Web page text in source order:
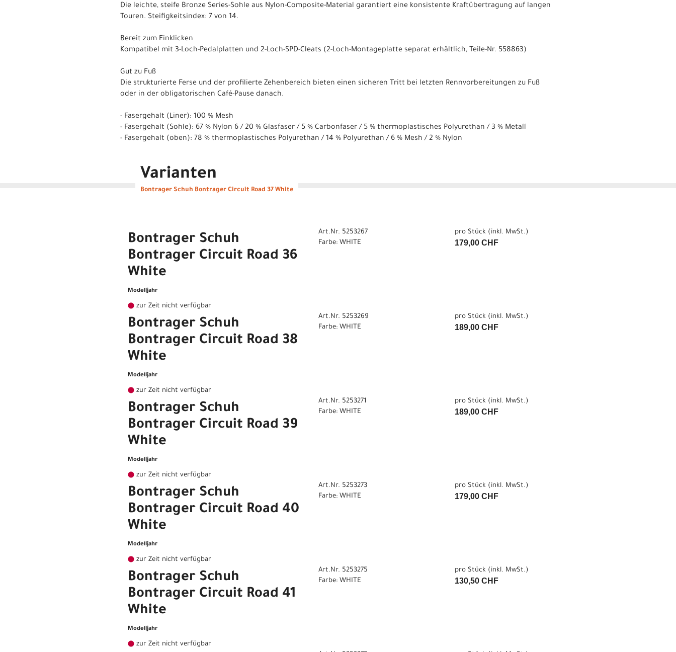
Die leichte, steife Bronze Series-Sohle aus Nylon-Composite-Material garantiert eine konsistente Kraftübertragung auf langen
Touren. Steifigkeitsindex: 7 von 14.
Bereit zum Einklicken
Kompatibel mit 3-Loch-Pedalplatten und 2-Loch-SPD-Cleats (2-Loch-Montageplatte separat erhältlich, Teile-Nr. 558863)
Gut zu Fuß
Die strukturierte Ferse und der profilierte Zehenbereich bieten einen sicheren Tritt bei letzten Rennvorbereitungen zu Fuß
oder in der obligatorischen Café-Pause danach.
- Fasergehalt (Liner): 100 % Mesh
- Fasergehalt (Sohle): 67 % Nylon 6 / 20 % Glasfaser / 5 % Carbonfaser / 5 % thermoplastisches Polyurethan / 3 % Metall
- Fasergehalt (oben): 78 % thermoplastisches Polyurethan / 14 % Polyurethan / 6 % Mesh / 2 % Nylon
Varianten
Bontrager Schuh Bontrager Circuit Road 37 White
Bontrager Schuh
Bontrager Circuit Road 36
White
Modelljahr
zur Zeit nicht verfügbar
Art.Nr. 5253267
Farbe: WHITE
pro Stück (inkl. MwSt.)
179,00 CHF
Bontrager Schuh
Bontrager Circuit Road 38
White
Modelljahr
zur Zeit nicht verfügbar
Art.Nr. 5253269
Farbe: WHITE
pro Stück (inkl. MwSt.)
189,00 CHF
Bontrager Schuh
Bontrager Circuit Road 39
White
Modelljahr
zur Zeit nicht verfügbar
Art.Nr. 5253271
Farbe: WHITE
pro Stück (inkl. MwSt.)
189,00 CHF
Bontrager Schuh
Bontrager Circuit Road 40
White
Modelljahr
zur Zeit nicht verfügbar
Art.Nr. 5253273
Farbe: WHITE
pro Stück (inkl. MwSt.)
179,00 CHF
Bontrager Schuh
Bontrager Circuit Road 41
White
Modelljahr
zur Zeit nicht verfügbar
Art.Nr. 5253275
Farbe: WHITE
pro Stück (inkl. MwSt.)
130,50 CHF